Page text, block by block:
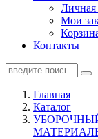
Мои
Контакты
Главная
Каталог